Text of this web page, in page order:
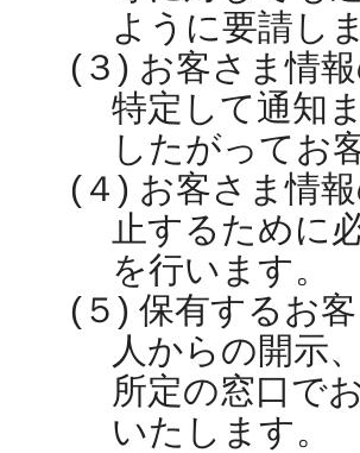
ように要請し
(３) お客さま情
特定して通知
したがってお
(４) お客さま情
止するために
を行います。
(５) 保有するお
人からの開示
所定の窓口で
いたします。